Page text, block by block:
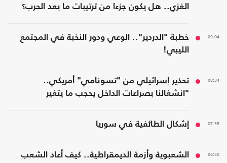
الغزي.. هل يكون جزءا من ترتيبات ما بعد الحرب؟
09:04
خطبة "الدردير".. الوعي ودور النخبة في المجتمع
الليبي!
08:34
تحذير إسرائيلي من "تسونامي" أمريكي..
"انشغالنا بصراعات الداخل يحجب ما يتغير
07:35 إشكال الطائفية في سوريا
06:50
الشعبوية وأزمة الديمقراطية.. كيف أعاد الشعب